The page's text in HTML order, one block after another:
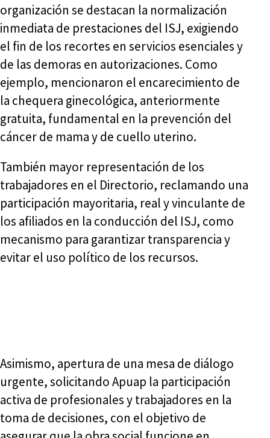
organización se destacan la normalización
inmediata de prestaciones del ISJ, exigiendo
el fin de los recortes en servicios esenciales y
de las demoras en autorizaciones. Como
ejemplo, mencionaron el encarecimiento de
la chequera ginecológica, anteriormente
gratuita, fundamental en la prevención del
cáncer de mama y de cuello uterino.
También mayor representación de los
trabajadores en el Directorio, reclamando una
participación mayoritaria, real y vinculante de
los afiliados en la conducción del ISJ, como
mecanismo para garantizar transparencia y
evitar el uso político de los recursos.
Asimismo, apertura de una mesa de diálogo
urgente, solicitando Apuap la participación
activa de profesionales y trabajadores en la
toma de decisiones, con el objetivo de